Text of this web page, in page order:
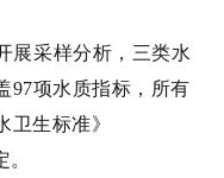
展采样分析，三类水
97项水质指标 ， 所有
生标准》
。